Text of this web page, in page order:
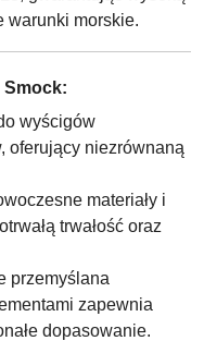
warunki morskie.
Smock:
wyścigów
oferujący niezrównaną
materiały i
trwałość oraz
przemyślana
zapewnia
dopasowanie.